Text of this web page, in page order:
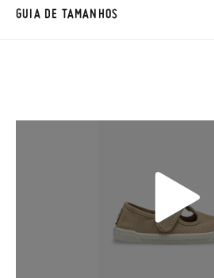
30 € ou com entrega em loja, na
que terá um custo de 3,95€. Caso o
Só na Pisamonas trocas grátis, sem
chegarem a sua casa não lhe
Trocas e Devoluçõesdo nosso site
troca. A nossa equipa de
GUIA DE TAMANHOS